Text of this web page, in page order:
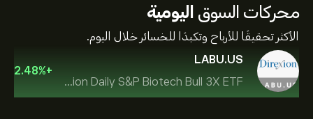
محركات السوق اليومية
الأكثر تحقيقًا للأرباح وتكبدًا للخسائر خلال اليوم.
LABU.US
Direxion Daily S&P Biotech Bull 3X ETF
+
2.48%